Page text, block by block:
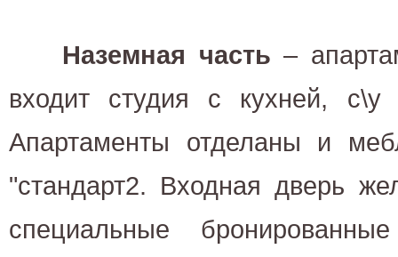
Наземная часть –
входит студия с кухней,
Апартаменты отделаны и
"стандарт2. Входная дверь
специальные